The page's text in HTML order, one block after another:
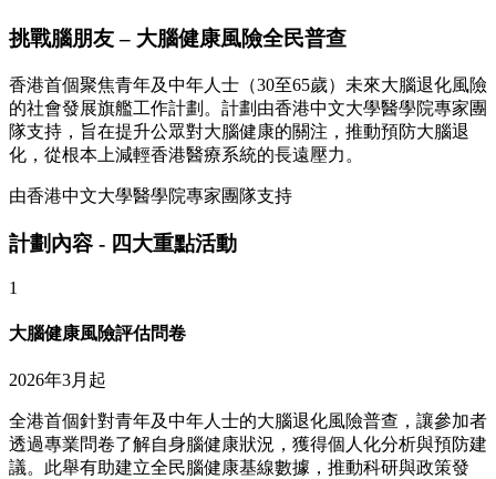
挑戰腦朋友 – 大腦健康風險全民普查
香港首個聚焦青年及中年人士（30至65歲）未來大腦退化風險
的社會發展旗艦工作計劃。計劃由香港中文大學醫學院專家團
隊支持，旨在提升公眾對大腦健康的關注，推動預防大腦退
化，從根本上減輕香港醫療系統的長遠壓力。
由香港中文大學醫學院專家團隊支持
計劃內容 - 四大重點活動
1
大腦健康風險評估問卷
2026年3月起
全港首個針對青年及中年人士的大腦退化風險普查，讓參加者
透過專業問卷了解自身腦健康狀況，獲得個人化分析與預防建
議。此舉有助建立全民腦健康基線數據，推動科研與政策發